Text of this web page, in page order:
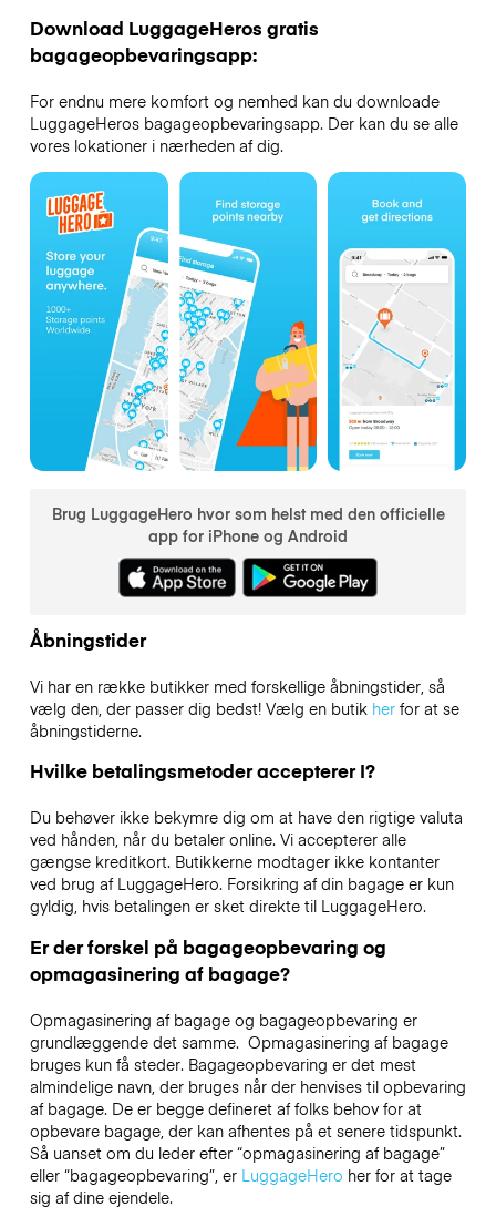
Download LuggageHeros gratis
bagageopbevaringsapp:
For endnu mere komfort og nemhed kan du downloade
LuggageHeros bagageopbevaringsapp. Der kan du se alle
vores lokationer i nærheden af dig.
Brug LuggageHero hvor som helst med den officielle
app for iPhone og Android
Åbningstider
Vi har en række butikker med forskellige åbningstider, så
vælg den, der passer dig bedst! Vælg en butik herfor at se
åbningstiderne.
Hvilke betalingsmetoder accepterer I?
Du behøver ikke bekymre dig om at have den rigtige valuta
ved hånden, når du betaler online. Vi accepterer alle
gængse kreditkort. Butikkerne modtager ikke kontanter
ved brug af LuggageHero. Forsikring af din bagage er kun
gyldig, hvis betalingen er sket direkte til LuggageHero.
Er der forskel på bagageopbevaring og
opmagasinering af bagage?
Opmagasinering af bagage og bagageopbevaring er
grundlæggende det samme. Opmagasinering af bagage
bruges kun få steder. Bagageopbevaring er det mest
almindelige navn, der bruges når der henvises til opbevaring
af bagage. De er begge defineret af folks behov for at
opbevare bagage, der kan afhentes på et senere tidspunkt.
Så uanset om du leder efter “opmagasinering af bagage”
eller “bagageopbevaring”, erLuggageHero her for at tage
sig af dine ejendele.